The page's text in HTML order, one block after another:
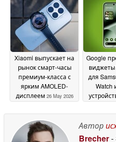
временем
автономной работы
21 день26 May 2026
Xiaomi выпускает на
рынок смарт-часы
премиум-класса с
ярким AMOLED-
дисплеем 26 May 2026
Google
виджеты
для
Watch
Автор
Brecher-